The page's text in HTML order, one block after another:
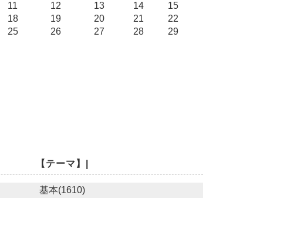
11 12 13 14
15
18 19 20 21
22
25 26 27 28
29
【テーマ】|
基本(1610)